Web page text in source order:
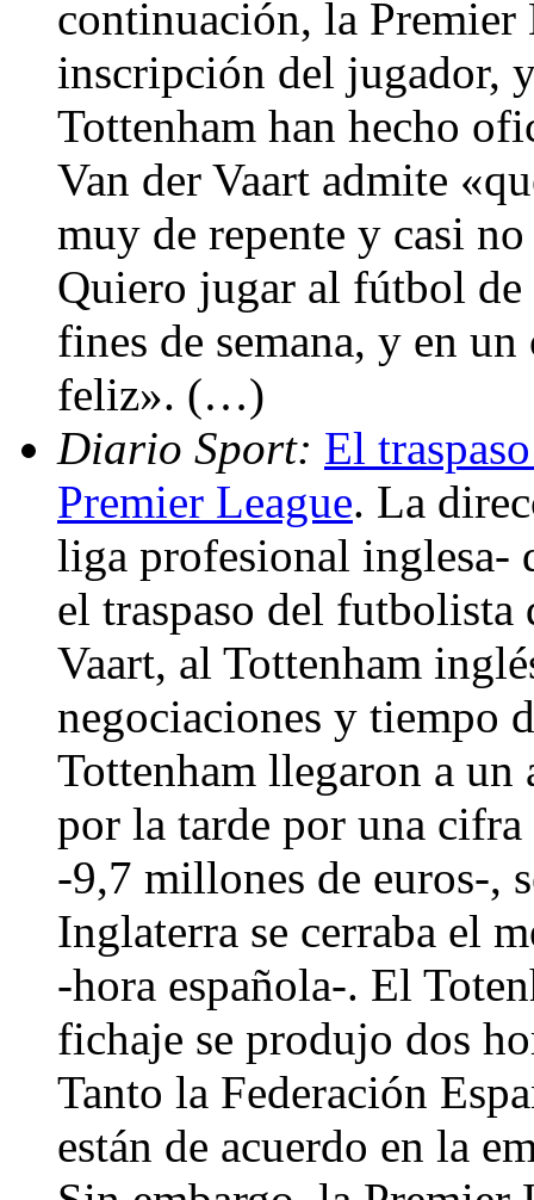
continuación, la Premier
inscripción del jugador,
Tottenham han hecho
Van der Vaart admite
muy de repente y casi
Quiero jugar al fútbol
fines de semana, y en
feliz». (…)
Diario Sport: El
Premier League. La
liga profesional inglesa-
el traspaso del
Vaart, al Tottenham
negociaciones y tiempo
Tottenham llegaron a un
por la tarde por una
-9,7 millones de euros-,
Inglaterra se cerraba el
-hora española-. El
fichaje se produjo dos
Tanto la Federación
están de acuerdo en la